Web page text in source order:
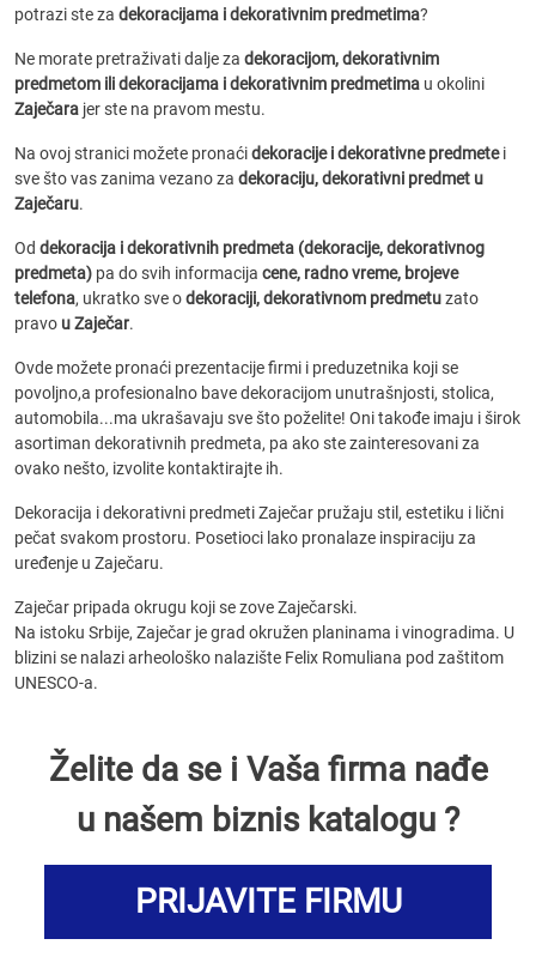
potrazi ste za dekoracijama i dekorativnim predmetima?
Ne morate pretraživati dalje za dekoracijom, dekorativnim
predmetom ili dekoracijama i dekorativnim predmetima u okolini
Zaječara jer ste na pravom mestu.
Na ovoj stranici možete pronaćidekoracije i dekorativne predmetei
sve što vas zanima vezano za dekoraciju, dekorativni predmet u
Zaječaru.
Od dekoracija i dekorativnih predmeta (dekoracije, dekorativnog
predmeta) pa do svih informacija cene, radno vreme, brojeve
telefona, ukratko sve odekoraciji, dekorativnom predmetuzato
pravo u Zaječar.
Ovde možete pronaći prezentacije firmi i preduzetnika koji se
povoljno,a profesionalno bave dekoracijom unutrašnjosti, stolica,
automobila...ma ukrašavaju sve što poželite! Oni takođe imaju i širok
asortiman dekorativnih predmeta, pa ako ste zainteresovani za
ovako nešto, izvolite kontaktirajte ih.
Dekoracija i dekorativni predmeti Zaječar pružaju stil, estetiku i lični
pečat svakom prostoru. Posetioci lako pronalaze inspiraciju za
uređenje u Zaječaru.
Zaječar pripada okrugu koji se zove Zaječarski.
Na istoku Srbije, Zaječar je grad okružen planinama i vinogradima. U
blizini se nalazi arheološko nalazište Felix Romuliana pod zaštitom
UNESCO-a.
Želite da se i Vaša firma nađe
u našem biznis katalogu ?
PRIJAVITE FIRMU